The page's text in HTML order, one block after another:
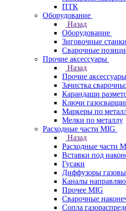
ПТК
Оборудование
Назад
Оборудование
Зиговочные станки
Сварочные
Прочие аксессуары
Назад
Прочие аксессуары
Зачистка
Карандаши
Ключи
Маркеры по
Мелки по металлу
Расходные части MIG
Назад
Расходные части
Вставки под
Гусаки
Диффузоры
Каналы
Прочее MIG
Сварочные
Сопла